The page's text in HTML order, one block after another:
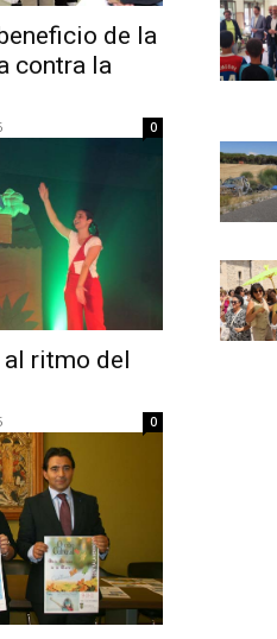
de la
contra la
0
ritmo del
0